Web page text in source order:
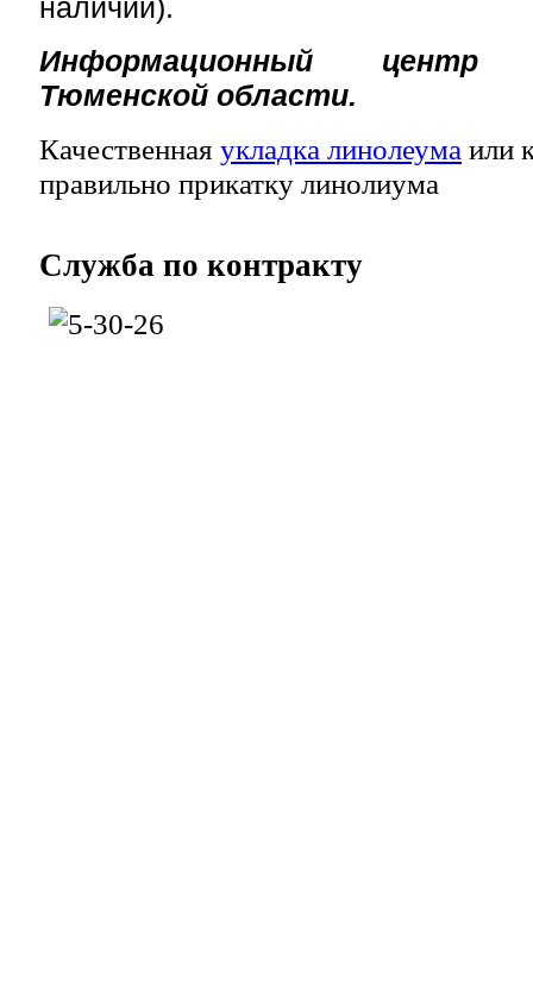
наличии).
Информационный центр
Тюменской области.
Качественная укладка линолеума или
правильно прикатку линолиума
Служба по контракту